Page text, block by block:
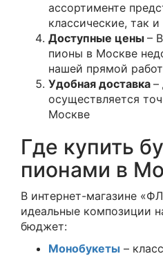
ассортименте
классические, так
Доступные цены –
пионы в Москве
нашей прямой
Удобная доставка –
осуществляется
Москве
Где купить
пионами в
В интернет-магазине
идеальные композиции
бюджет:
Монобукеты –